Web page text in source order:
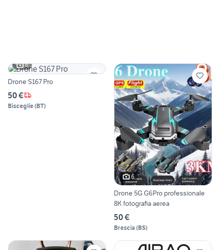
6
Drone S167 Pro
50 €
Bisceglie(BT)
6
Drone 5G G6Pro professionale
8K fotografia aerea
50 €
Brescia (BS)